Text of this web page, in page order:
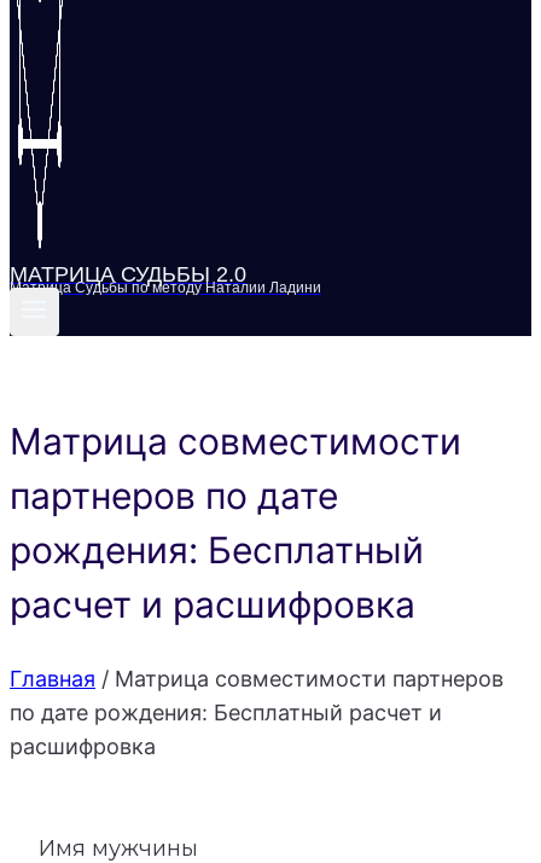
МАТРИЦА СУДЬБЫ 2.0
Матрица Судьбы по методу Наталии Ладини
Матрица совместимости
партнеров по дате
рождения: Бесплатный
расчет и расшифровка
Главная / Матрица совместимости партнеров
по дате рождения: Бесплатный расчет и
расшифровка
Имя мужчины